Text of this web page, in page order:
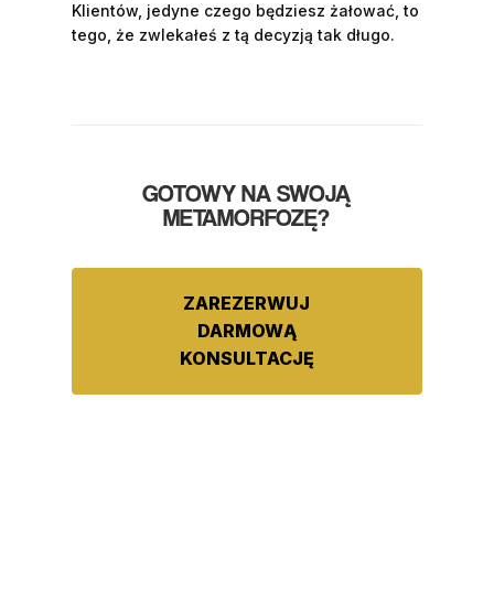
Klientów, jedyne czego będziesz żałować, to
tego, że zwlekałeś z tą decyzją tak długo.
GOTOWY NA SWOJĄ
METAMORFOZĘ?
ZAREZERWUJ
DARMOWĄ
KONSULTACJĘ